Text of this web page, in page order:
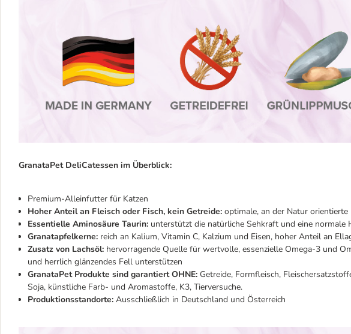
GranataPet DeliCatessen im Überblick:
Premium-Alleinfutter für Katzen
Hoher Anteil an Fleisch oder Fisch, kein Getreide: optimale, an der Natur
Essentielle Aminosäure Taurin: unterstützt die natürliche Sehkraft und eine normale
Granatapfelkerne: reich an Kalium, Vitamin C, Kalzium und Eisen, hoher Anteil an
Zusatz von Lachsöl: hervorragende Quelle für wertvolle, essenzielle Omega-3 und
und herrlich glänzendes Fell unterstützen
GranataPet Produkte sind garantiert OHNE: Getreide, Formfleisch,
Soja, künstliche Farb- und Aromastoffe, K3, Tierversuche.
Produktionsstandorte: Ausschließlich in Deutschland und Österreich